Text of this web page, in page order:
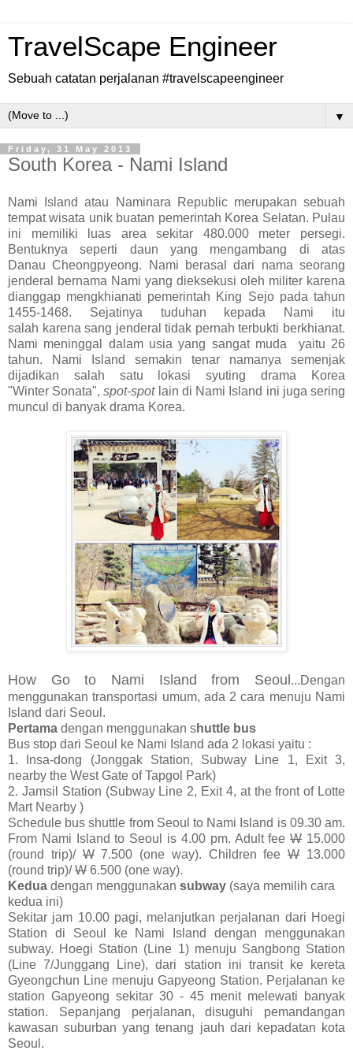
TravelScape Engineer
Sebuah catatan perjalanan #travelscapeengineer
▼
Friday, 31 May 2013
South Korea - Nami Island
Nami Island atau Naminara Republic merupakan sebuah
tempat wisata unik buatan pemerintah Korea Selatan. Pulau
ini memiliki luas area sekitar 480.000 meter persegi.
Bentuknya seperti daun yang mengambang di atas
Danau Cheongpyeong. Nami berasal dari nama seorang
jenderal bernama Nami yang dieksekusi oleh militer karena
dianggap mengkhianati pemerintah King Sejo pada tahun
1455-1468. Sejatinya tuduhan kepada Nami itu
salah karena sang jenderal tidak pernah terbukti berkhianat.
Nami meninggal dalam usia yang sangat muda yaitu 26
tahun. Nami Island semakin tenar namanya semenjak
dijadikan salah satu lokasi syuting drama Korea
"Winter Sonata",spot-spotlain di Nami Island ini juga sering
muncul di banyak drama Korea.
How Go to Nami Island from Seoul...Dengan
menggunakan transportasi umum, ada 2 cara menuju Nami
Island dari Seoul.
Pertama dengan menggunakan shuttle bus
Bus stop dari Seoul ke Nami Island ada 2 lokasi yaitu :
1. Insa-dong (Jonggak Station, Subway Line 1, Exit 3,
nearby the West Gate of Tapgol Park)
2. Jamsil Station (Subway Line 2, Exit 4, at the front of Lotte
Mart Nearby )
Schedule bus shuttle from Seoul to Nami Island is 09.30 am.
From Nami Island to Seoul is 4.00 pm. Adult fee W 15.000
(round trip)/ W 7.500 (one way). Children fee W 13.000
(round trip)/ W 6.500 (one way).
Kedua dengan menggunakan subway (saya memilih cara
kedua ini)
Sekitar jam 10.00 pagi, melanjutkan perjalanan dari Hoegi
Station di Seoul ke Nami Island dengan menggunakan
subway. Hoegi Station (Line 1) menuju Sangbong Station
(Line 7/Junggang Line), dari station ini transit ke kereta
Gyeongchun Line menuju Gapyeong Station. Perjalanan ke
station Gapyeong sekitar 30 - 45 menit melewati banyak
station. Sepanjang perjalanan, disuguhi pemandangan
kawasan suburban yang tenang jauh dari kepadatan kota
Seoul.